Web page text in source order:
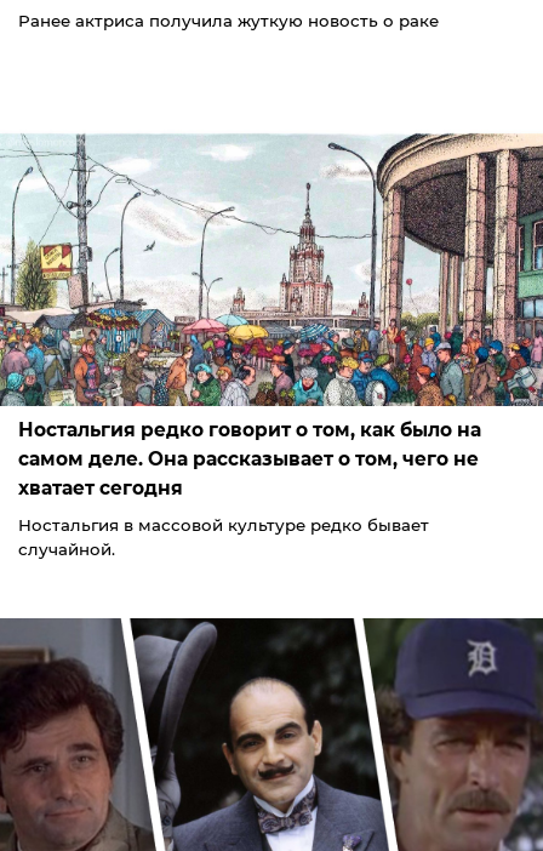
Ранее актриса получила жуткую новость о раке
Ностальгия редко говорит о том, как было на
самом деле. Она рассказывает о том, чего не
хватает сегодня
Ностальгия в массовой культуре редко бывает
случайной.